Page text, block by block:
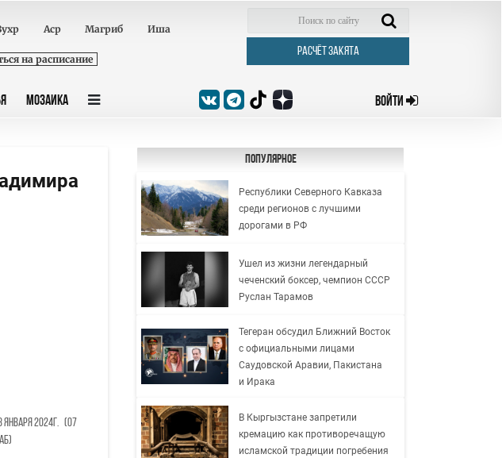
Аср Магриб Иша
на расписание
РАСЧЁТ ЗАКЯТА
МОЗАИКА ВОЙТИ
Января 2024г. (07
Популярное
Республики Северного Кавказа
среди регионов с лучшими
дорогами в РФ
Ушел из жизни легендарный
чеченский боксер, чемпион СССР
Руслан Тарамов
Тегеран обсудил Ближний Восток
с официальными лицами
Саудовской Аравии, Пакистана
и Ирака
В Кыргызстане запретили
кремацию как противоречащую
исламской традиции погребения